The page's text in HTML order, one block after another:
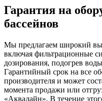
Гарантия на
бассейнов
Мы предлагаем широкий
включая фильтрационные
дозирования, подогрев
Гарантийный срок на все
производителя и может
момента продажи или
«Аквалайн». В течение